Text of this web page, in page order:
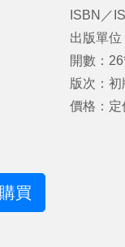
ISBN／
出版單位
開數：
版次：初
價格：
買